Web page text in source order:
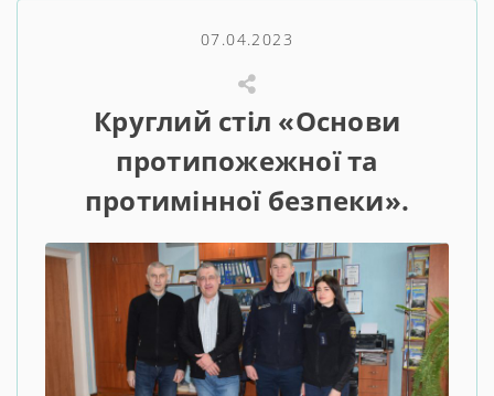
07.04.2023
Круглий стіл «Основи
протипожежної та
протимінної безпеки».